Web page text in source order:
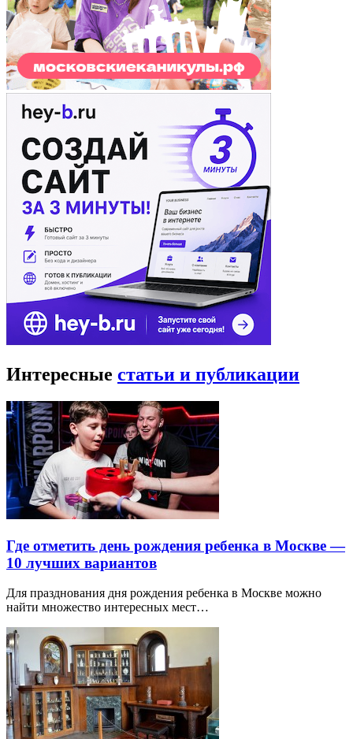
Интересные статьи и публикации
Где отметить день рождения ребенка в Москве —
10 лучших вариантов
Для празднования дня рождения ребенка в Москве можно
найти множество интересных мест…